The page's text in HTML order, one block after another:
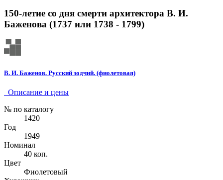
150-летие со дня смерти архитектора В. И.
Баженова (1737 или 1738 - 1799)
В. И. Баженов. Русский зодчий. (фиолетовая)
Описание и цены
№ по каталогу
1420
Год
1949
Номинал
40 коп.
Цвет
Фиолетовый